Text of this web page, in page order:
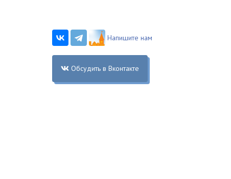
Напишите нам
Обсудить в Вконтакте